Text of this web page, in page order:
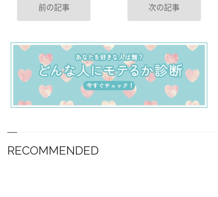
前の記事 次の記事
RECOMMENDED